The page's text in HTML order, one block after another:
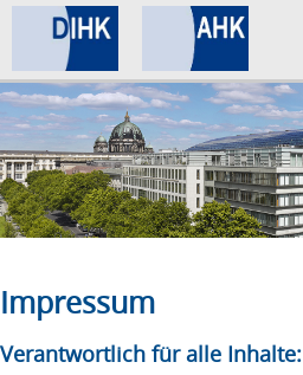
Home
Datenschutz
Impressum
Impressum
Verantwortlich für alle Inhalte: